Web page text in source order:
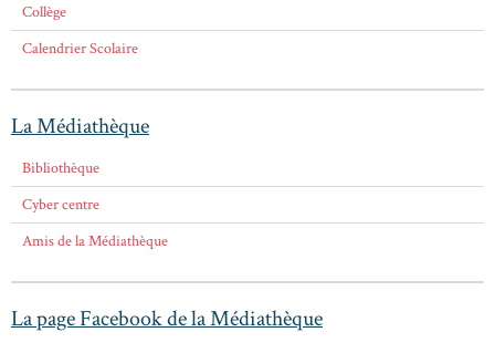
Collège
Calendrier Scolaire
La Médiathèque
Bibliothèque
Cyber centre
Amis de la Médiathèque
La page Facebook de la Médiathèque